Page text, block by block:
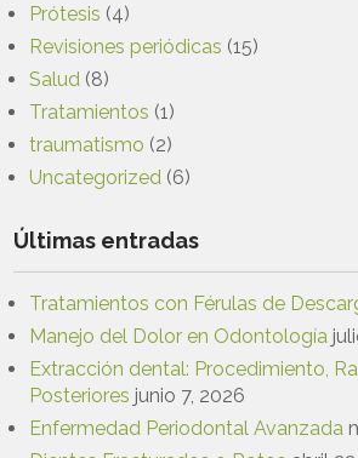
Prótesis (4)
Revisiones periódicas (15)
Salud (8)
Tratamientos (1)
traumatismo (2)
Uncategorized (6)
Últimas entradas
Tratamientos con Férulas de
Manejo del Dolor en Odontología
Extracción dental: Procedimiento,
Posteriores junio 7, 2026
Enfermedad Periodontal Avanzada